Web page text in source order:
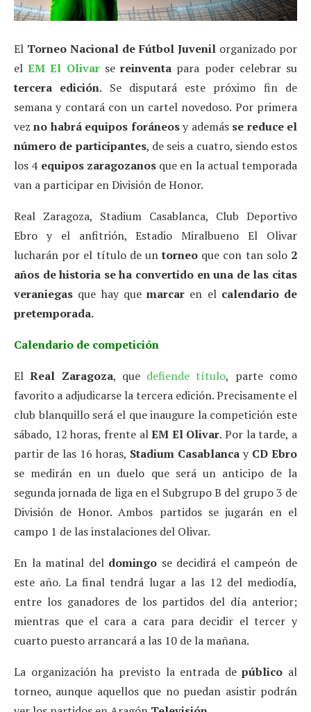
El Torneo Nacional de Fútbol Juvenil organizado por
elEM El Olivarsereinventa para poder celebrar su
tercera edición. Se disputará este próximo fin de
semana y contará con un cartel novedoso. Por primera
vezno habrá equipos foráneosy además se reduce el
número de participantes, de seis a cuatro, siendo estos
los 4 equipos zaragozanosque en la actual temporada
van a participar en División de Honor.
Real Zaragoza, Stadium Casablanca, Club Deportivo
Ebro y el anfitrión, Estadio Miralbueno El Olivar
lucharán por el título de untorneo que con tan solo 2
años de historia se ha convertido en una de las citas
veraniegas que hay que marcar en el calendario de
pretemporada.
Calendario de competición
ElReal Zaragoza, que defiende título, parte como
favorito a adjudicarse la tercera edición. Precisamente el
club blanquillo será el que inaugure la competición este
sábado, 12 horas, frente alEM El Olivar. Por la tarde, a
partir de las 16 horas, Stadium Casablanca yCD Ebro
se medirán en un duelo que será un anticipo de la
segunda jornada de liga en el Subgrupo B del grupo 3 de
División de Honor. Ambos partidos se jugarán en el
campo 1 de las instalaciones del Olivar.
En la matinal del domingo se decidirá el campeón de
este año. La final tendrá lugar a las 12 del mediodía,
entre los ganadores de los partidos del día anterior;
mientras que el cara a cara para decidir el tercer y
cuarto puesto arrancará a las 10 de la mañana.
La organización ha previsto la entrada depúblico al
torneo, aunque aquellos que no puedan asistir podrán